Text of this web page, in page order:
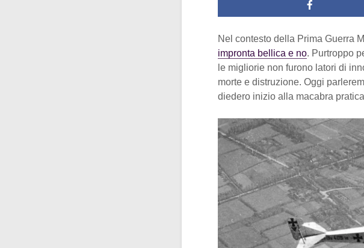
Nel contesto della Prima Guerra
impronta bellica e no. Purtroppo
le migliorie non furono latori di
morte e distruzione. Oggi
diedero inizio alla macabra